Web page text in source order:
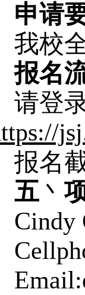
申请
我校
报名
请登
报名
五丶
Cindy